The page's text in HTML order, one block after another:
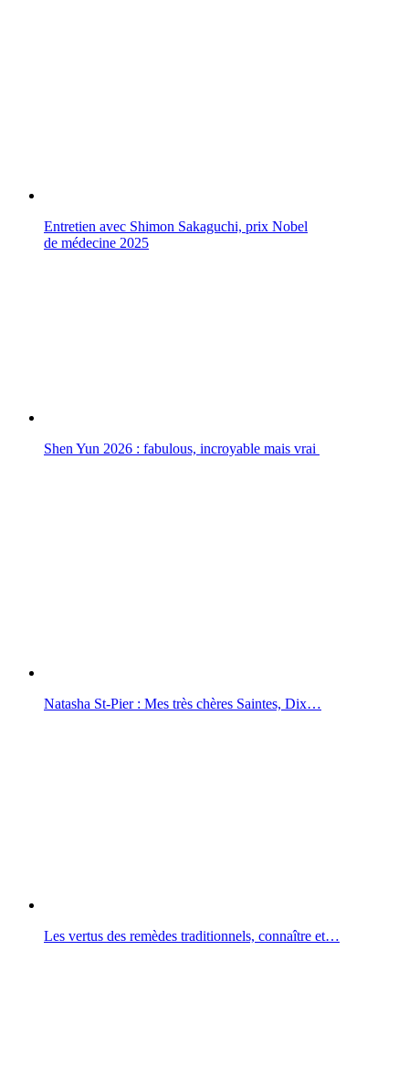
Entretien avec Shimon Sakaguchi, prix Nobel
de médecine 2025
Shen Yun 2026 : fabulous, incroyable mais vrai
Natasha St-Pier : Mes très chères Saintes, Dix…
Les vertus des remèdes traditionnels, connaître et…